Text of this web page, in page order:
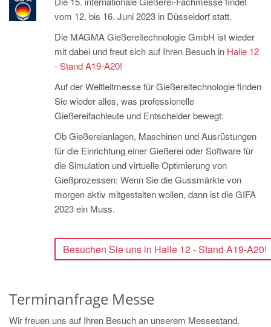
ES
MAGMA Türkei
MAGMA China
MAGMA Indien
MAGMA Korea
vom 12. bis 16. Juni 2023 in Düsseldorf statt.
Die MAGMA Gießereitechnologie GmbH ist wieder
mit dabei und freut sich auf Ihren Besuch in Halle 12
- Stand A19-A20!
Auf der Weltleitmesse für Gießereitechnologie finden
Sie wieder alles, was professionelle
Gießereifachleute und Entscheider bewegt:
Ob Gießereianlagen, Maschinen und Ausrüstungen
für die Einrichtung einer Gießerei oder Software für
die Simulation und virtuelle Optimierung von
Gießprozessen: Wenn Sie die Gussmärkte von
morgen aktiv mitgestalten wollen, dann ist die GIFA
2023 ein Muss.
Besuchen Sie uns in Halle 12 - Stand A19-A20!
Terminanfrage Messe
Wir freuen uns auf Ihren Besuch an unserem Messestand.